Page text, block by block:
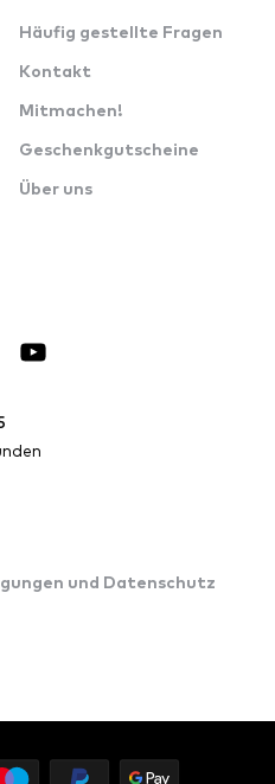
Häufig gestellte Fragen
Kontakt
Mitmachen!
Geschenkgutscheine
Über uns
und Datenschutz